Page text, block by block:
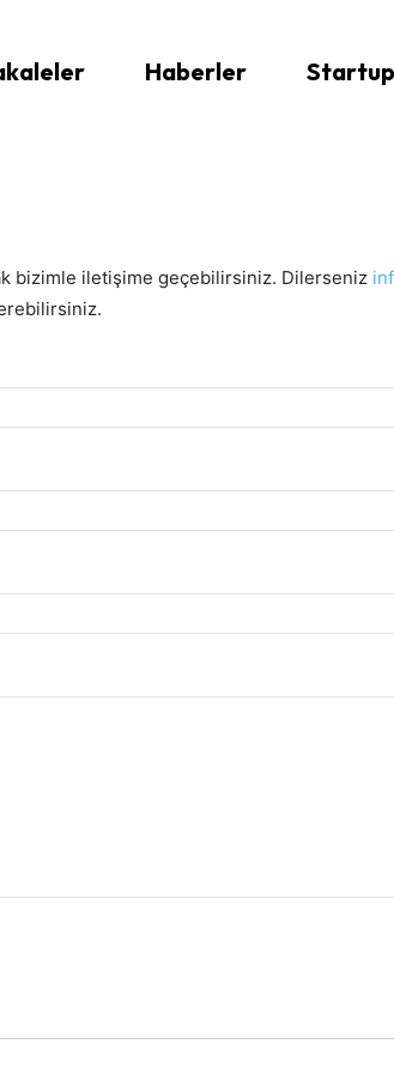
Haberler
bizimle iletişime geçebilirsiniz. Dilerseniz